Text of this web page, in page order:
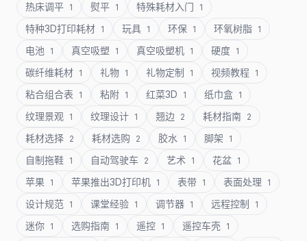
热床调平 1 熨平 1 特殊耗材入门 1
特种3D打印耗材 1 玩具 1 环保 1 环氧树脂 1
电池 1 真空吸塑 1 真空吸塑机 1 硬度 1
碳纤维耗材 1 礼物 1 礼物定制 1 视频教程 1
粘合组合表 1 粘附 1 红菜3D 1 纸巾盒 1
纹理景观 1 纹理设计 1 翘边 2 耗材指南 2
耗材选择 2 耗材选购 2 胶水 1 脚架 1
自制拖鞋 1 自动驾驶车 2 艺术 1 花盆 1
苹果 1 苹果推出3D打印机 1 表带 1 表面处理 1
设计规范 1 课堂经验 1 调节器 1 远程控制 1
迷你 1 选购指南 1 遥控 1 遥控车壳 1